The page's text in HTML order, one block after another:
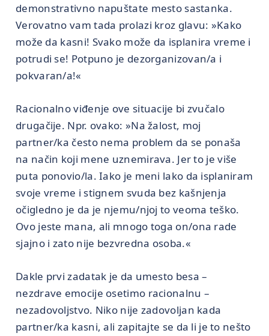
demonstrativno napuštate mesto sastanka.
Verovatno vam tada prolazi kroz glavu: »Kako
može da kasni! Svako može da isplanira vreme i
potrudi se! Potpuno je dezorganizovan/a i
pokvaran/a!«
Racionalno viđenje ove situacije bi zvučalo
drugačije. Npr. ovako: »Na žalost, moj
partner/ka često nema problem da se ponaša
na način koji mene uznemirava. Jer to je više
puta ponovio/la. Iako je meni lako da isplaniram
svoje vreme i stignem svuda bez kašnjenja
očigledno je da je njemu/njoj to veoma teško.
Ovo jeste mana, ali mnogo toga on/ona rade
sjajno i zato nije bezvredna osoba.«
Dakle prvi zadatak je da umesto besa –
nezdrave emocije osetimo racionalnu –
nezadovoljstvo. Niko nije zadovoljan kada
partner/ka kasni, ali zapitajte se da li je to nešto